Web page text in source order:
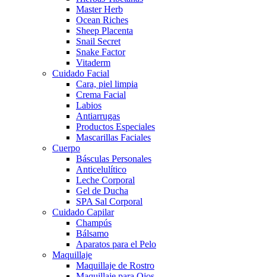
Master Herb
Ocean Riches
Sheep Placenta
Snail Secret
Snake Factor
Vitaderm
Cuidado Facial
Cara, piel limpia
Crema Facial
Labios
Antiarrugas
Productos Especiales
Mascarillas Faciales
Cuerpo
Básculas Personales
Anticelulítico
Leche Corporal
Gel de Ducha
SPA Sal Corporal
Cuidado Capilar
Champús
Bálsamo
Aparatos para el Pelo
Maquillaje
Maquillaje de Rostro